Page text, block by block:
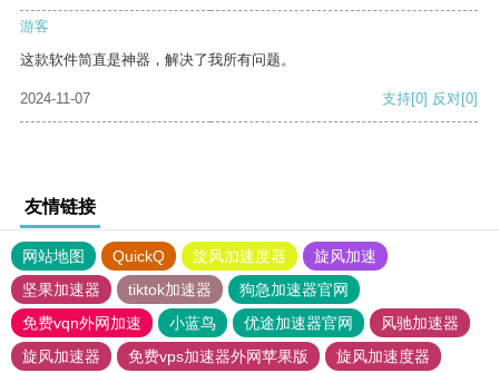
游客
这款软件简直是神器，解决了我所有问题。
2024-11-07 支持[0] 反对[0]
友情链接
网站地图 QuickQ 旋风加速度器
旋风加速
坚果加速器
tiktok加速器
狗急加速器官网
免费vqn外网加速
小蓝鸟 优途加速器官网
风驰加速器
旋风加速器
免费vps加速器外网苹果版
旋风加速度器